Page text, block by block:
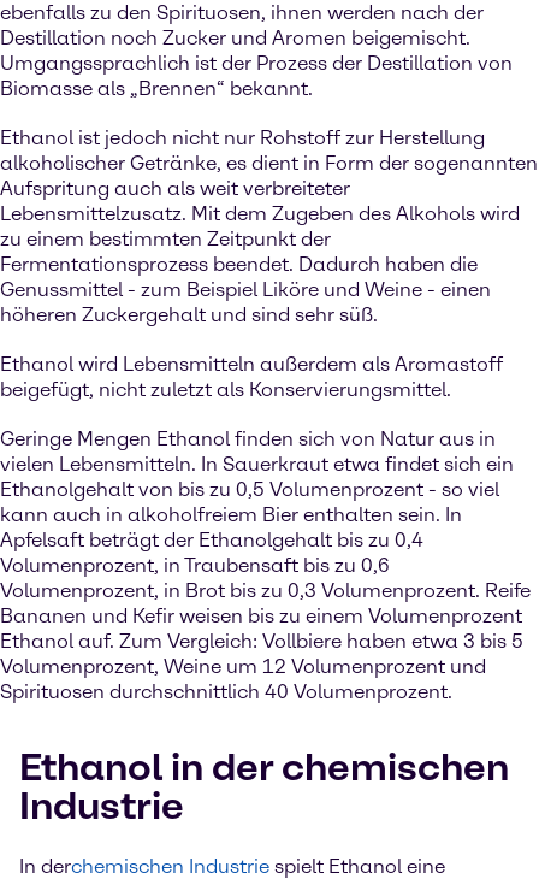
ebenfalls zu den Spirituosen, ihnen werden nach der
Destillation noch Zucker und Aromen beigemischt.
Umgangssprachlich ist der Prozess der Destillation von
Biomasse als „Brennen“ bekannt.
Ethanol ist jedoch nicht nur Rohstoff zur Herstellung
alkoholischer Getränke, es dient in Form der sogenannten
Aufspritung auch als weit verbreiteter
Lebensmittelzusatz. Mit dem Zugeben des Alkohols wird
zu einem bestimmten Zeitpunkt der
Fermentationsprozess beendet. Dadurch haben die
Genussmittel - zum Beispiel Liköre und Weine - einen
höheren Zuckergehalt und sind sehr süß.
Ethanol wird Lebensmitteln außerdem als Aromastoff
beigefügt, nicht zuletzt als Konservierungsmittel.
Geringe Mengen Ethanol finden sich von Natur aus in
vielen Lebensmitteln. In Sauerkraut etwa findet sich ein
Ethanolgehalt von bis zu 0,5 Volumenprozent - so viel
kann auch in alkoholfreiem Bier enthalten sein. In
Apfelsaft beträgt der Ethanolgehalt bis zu 0,4
Volumenprozent, in Traubensaft bis zu 0,6
Volumenprozent, in Brot bis zu 0,3 Volumenprozent. Reife
Bananen und Kefir weisen bis zu einem Volumenprozent
Ethanol auf. Zum Vergleich: Vollbiere haben etwa 3 bis 5
Volumenprozent, Weine um 12 Volumenprozent und
Spirituosen durchschnittlich 40 Volumenprozent.
Ethanol in der chemischen
Industrie
In derchemischen Industrie spielt Ethanol eine